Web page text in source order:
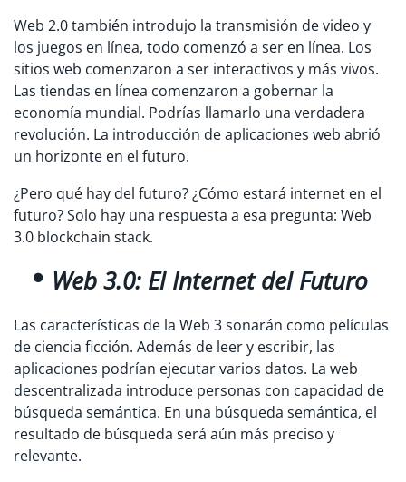
Web 2.0 también introdujo la transmisión de video y
los juegos en línea, todo comenzó a ser en línea. Los
sitios web comenzaron a ser interactivos y más vivos.
Las tiendas en línea comenzaron a gobernar la
economía mundial. Podrías llamarlo una verdadera
revolución. La introducción de aplicaciones web abrió
un horizonte en el futuro.
¿Pero qué hay del futuro? ¿Cómo estará internet en el
futuro? Solo hay una respuesta a esa pregunta: Web
3.0 blockchain stack.
Web 3.0: El Internet del Futuro
Las características de la Web 3 sonarán como películas
de ciencia ficción. Además de leer y escribir, las
aplicaciones podrían ejecutar varios datos. La web
descentralizada introduce personas con capacidad de
búsqueda semántica. En una búsqueda semántica, el
resultado de búsqueda será aún más preciso y
relevante.